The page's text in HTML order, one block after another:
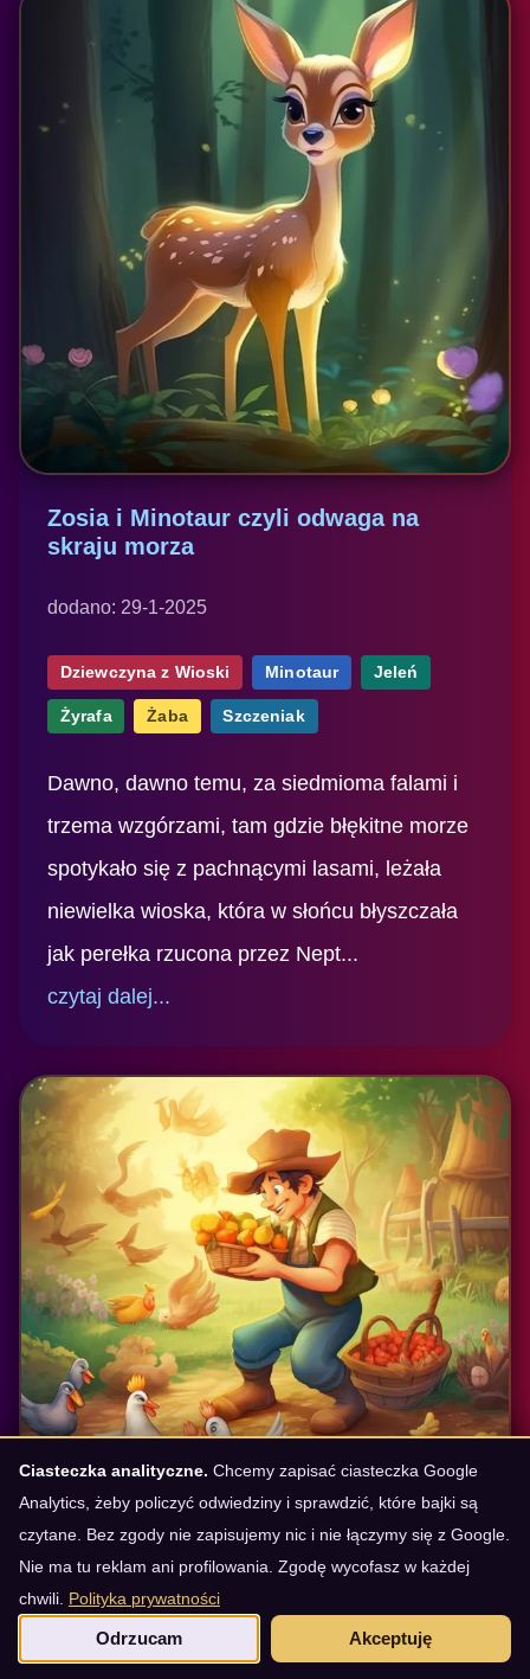
Zosia i Minotaur czyli odwaga na
skraju morza
dodano: 29-1-2025
Dziewczyna z Wioski Minotaur Jeleń
Żyrafa Żaba Szczeniak
Dawno, dawno temu, za siedmioma falami i
trzema wzgórzami, tam gdzie błękitne morze
spotykało się z pachnącymi lasami, leżała
niewielka wioska, która w słońcu błyszczała
jak perełka rzucona przez Nept...
czytaj dalej...
Rolnik-Ratownik Janek i
Czarnoksiężnik z Ruin
Ciasteczka analityczne. Chcemy zapisać ciasteczka Google
Analytics, żeby policzyć odwiedziny i sprawdzić, które bajki są
czytane. Bez zgody nie zapisujemy nic i nie łączymy się z Google.
Nie ma tu reklam ani profilowania. Zgodę wycofasz w każdej
chwili. Polityka prywatności
Odrzucam Akceptuję